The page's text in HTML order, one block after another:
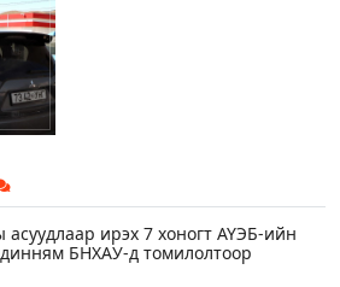
ирэх 7 хоногт АҮЭБ-ийн
БНХАУ-д томилолтоор